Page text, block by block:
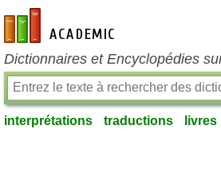
fr-academic.com
Dictionnaires et Encyclopédies
interprétations traductions livres